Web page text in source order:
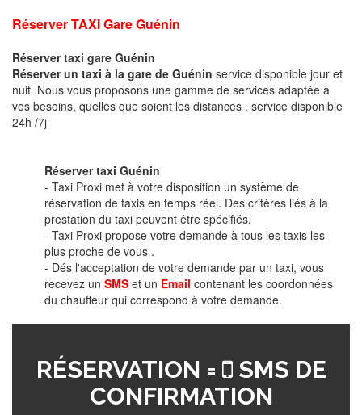
Réserver TAXI Gare Guénin
Réserver taxi gare Guénin
Réserver un taxi à la gare de Guénin service disponible jour et
nuit .Nous vous proposons une gamme de services adaptée à
vos besoins, quelles que soient les distances . service disponible
24h /7j
Réserver taxi Guénin
- Taxi Proxi met à votre disposition un système de
réservation de taxis en temps réel. Des critères liés à la
prestation du taxi peuvent être spécifiés.
- Taxi Proxi propose votre demande à tous les taxis les
plus proche de vous .
- Dés l'acceptation de votre demande par un taxi, vous
recevez un SMS et un Email contenant les coordonnées
du chauffeur qui correspond à votre demande.
RÉSERVATION =
SMS DE
CONFIRMATION